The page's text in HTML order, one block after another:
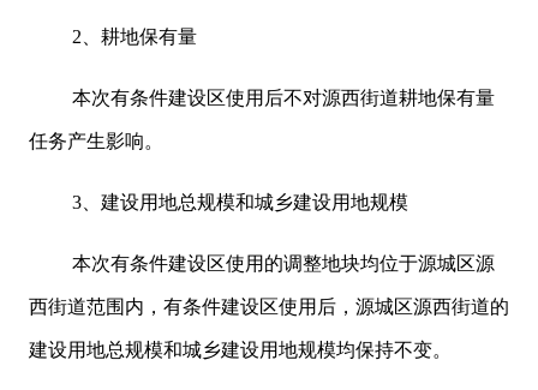
2、耕地保有量
本次有条件建设区使用后不对源西街道耕地保有量
任务产生影响。
3、建设用地总规模和城乡建设用地规模
本次有条件建设区使用的调整地块均位于源城区源
西街道范围内，有条件建设区使用后，源城区源西街道的
建设用地总规模和城乡建设用地规模均保持不变。